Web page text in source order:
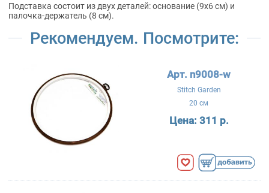
Подставка состоит из двух деталей: основание (9х6 см) и
палочка-держатель (8 см).
Рекомендуем. Посмотрите:
Арт. n9008-w
Stitch Garden
20 см
Цена: 311 р.